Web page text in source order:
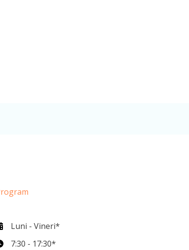
Luni - Vineri*
7:30 - 17:30*